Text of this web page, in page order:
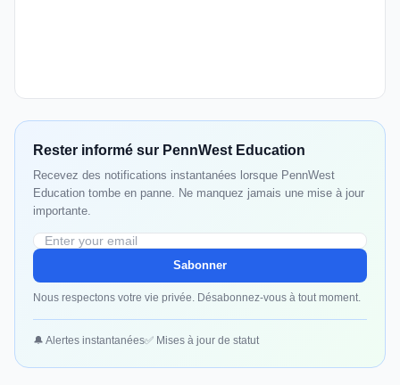
Rester informé sur PennWest Education
Recevez des notifications instantanées lorsque PennWest
Education tombe en panne. Ne manquez jamais une mise à jour
importante.
Sabonner
Nous respectons votre vie privée. Désabonnez-vous à tout moment.
🔔 Alertes instantanées✅ Mises à jour de statut